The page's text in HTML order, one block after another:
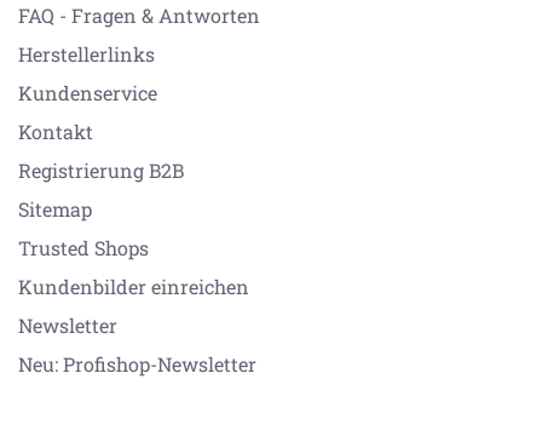
FAQ - Fragen & Antworten
Herstellerlinks
Kundenservice
Kontakt
Registrierung B2B
Sitemap
Trusted Shops
Kundenbilder einreichen
Newsletter
Neu: Profishop-Newsletter